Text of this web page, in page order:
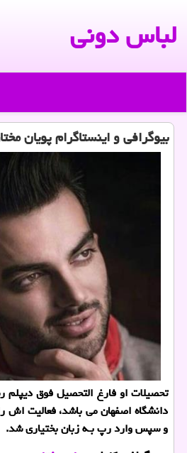
لباس دونی
بیوگرافی و اینستاگرام پویان
تحصیلات او فارغ التحصیل فوق
دانشگاه اصفهان می باشد، فعالیت اش
و سپس وارد رپ بـه زبان بختیاری شد.